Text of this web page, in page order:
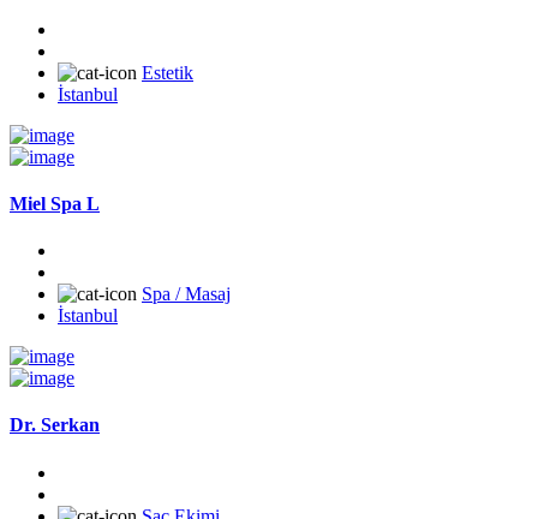
Estetik
İstanbul
Miel Spa L
Spa / Masaj
İstanbul
Dr. Serkan